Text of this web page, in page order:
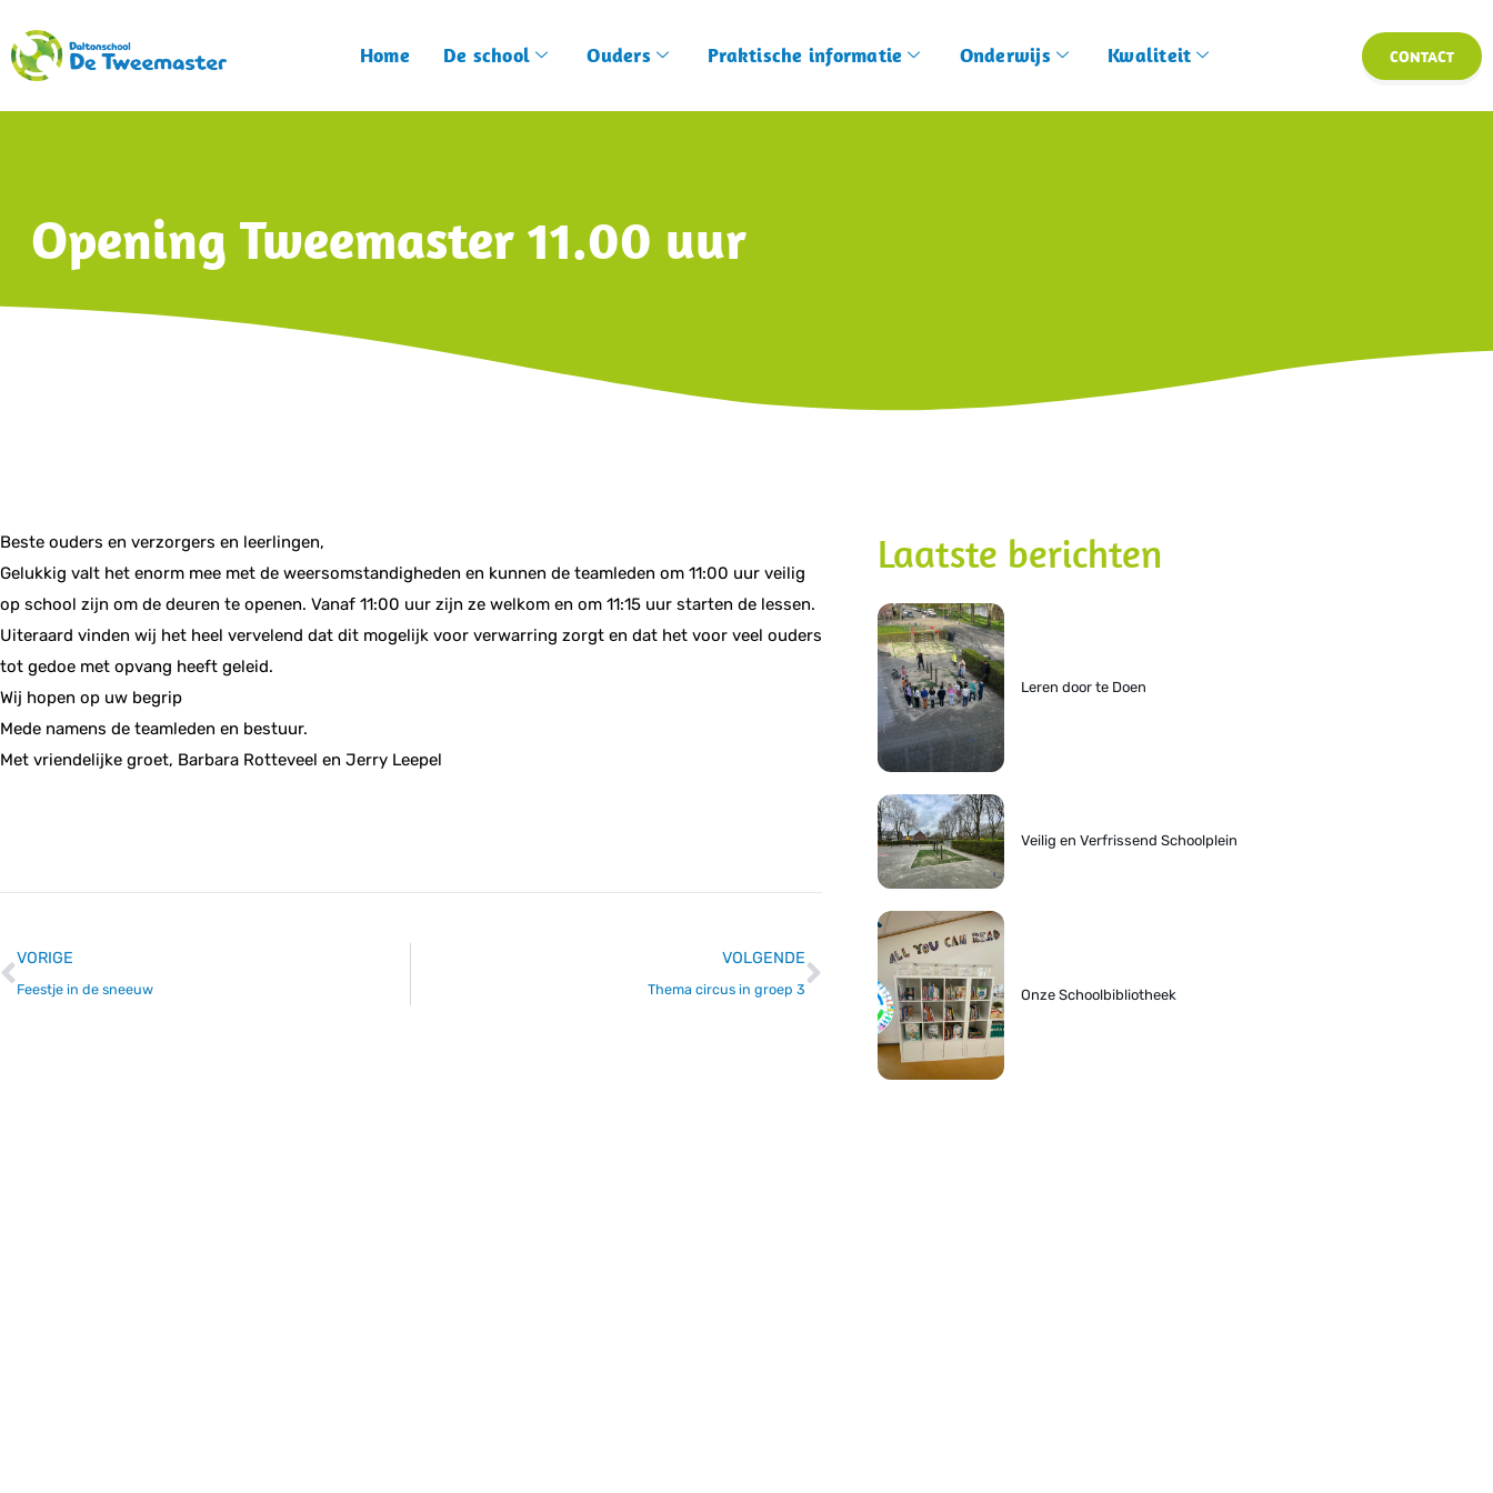
Home De school Ouders Praktische informatie Onderwijs Kwaliteit CONTACT
Opening Tweemaster 11.00 uur
Beste ouders en verzorgers en leerlingen,
Gelukkig valt het enorm mee met de weersomstandigheden en kunnen de teamleden om 11:00 uur veilig
op school zijn om de deuren te openen. Vanaf 11:00 uur zijn ze welkom en om 11:15 uur starten de lessen.
Uiteraard vinden wij het heel vervelend dat dit mogelijk voor verwarring zorgt en dat het voor veel ouders
tot gedoe met opvang heeft geleid.
Wij hopen op uw begrip
Mede namens de teamleden en bestuur.
Met vriendelijke groet, Barbara Rotteveel en Jerry Leepel
VORIGE
Feestje in de sneeuw
VOLGENDE
Thema circus in groep 3
Laatste berichten
Leren door te Doen
Veilig en Verfrissend Schoolplein
Onze Schoolbibliotheek